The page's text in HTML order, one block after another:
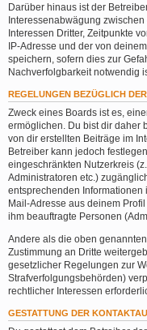
Darüber hinaus ist der
Interessenabwägung
Interessen Dritter, Zeitpunkte
IP-Adresse und der von
speichern, sofern dies zur
Nachverfolgbarkeit notwendig
REGELUNGEN BEZÜGLICH
Zweck eines Boards ist es,
ermöglichen. Du bist dir daher
von dir erstellten Beiträge im
Betreiber kann jedoch
eingeschränkten Nutzerkreis
Administratoren etc.)
entsprechenden Informationen
Mail-Adresse aus deinem
ihm beauftragte Personen
Andere als die oben
Zustimmung an Dritte
gesetzlicher Regelungen zur
Strafverfolgungsbehörden)
rechtlicher Interessen
GESTATTUNG DER